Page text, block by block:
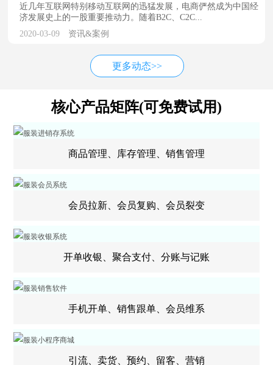
近几年互联网特别移动互联网的迅猛发展，电商俨然成为中国经
济发展史上的一股重要推动力。随着B2C、C2C...
2020-03-09 资讯&案例
更多动态>>
核心产品矩阵(可免费试用)
商品管理、库存管理、销售管理
会员拉新、会员复购、会员裂变
开单收银、聚合支付、分账与记账
手机开单、销售跟单、会员维系
引流、卖货、预约、留客、营销